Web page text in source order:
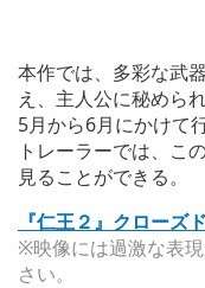
本作では、多彩な武
え、主人公に秘めら
5月から6月にかけて
トレーラーでは、こ
見ることができる。
『仁王２』クローズ
※映像には過激な表
さい。